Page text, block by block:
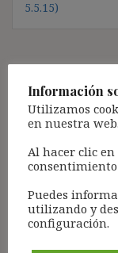
5.5.15)
Deja una
Tu dirección de
campos
Comentario*
Información
Utilizamos
en nuestra web.
Al hacer clic en
Puedes
utilizando y
configuración.